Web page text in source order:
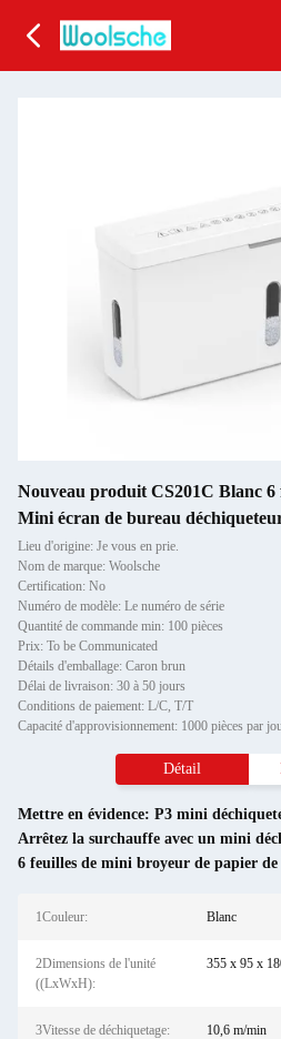
Nouveau produit CS201C Blanc 6
Mini écran de bureau
Lieu d'origine: Je vous en prie.
Nom de marque: Woolsche
Certification: No
Numéro de modèle: Le numéro de série
Quantité de commande min: 100 pièces
Prix: To be Communicated
Détails d'emballage: Caron brun
Délai de livraison: 30 à 50 jours
Conditions de paiement: L/C, T/T
Capacité d'approvisionnement: 1000 pièces par
Détail
Mettre en évidence: P3 mini
Arrêtez la surchauffe avec un mini
6 feuilles de mini broyeur de papier
1Couleur: Blanc
2Dimensions de l'unité
((LxWxH):
355 x 95 x
3Vitesse de déchiquetage: 10,6 m/min